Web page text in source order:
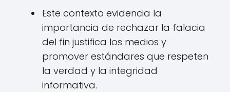
Este contexto evidencia la
importancia de rechazar la falacia
del fin justifica los medios y
promover estándares que respeten
la verdad y la integridad
informativa.